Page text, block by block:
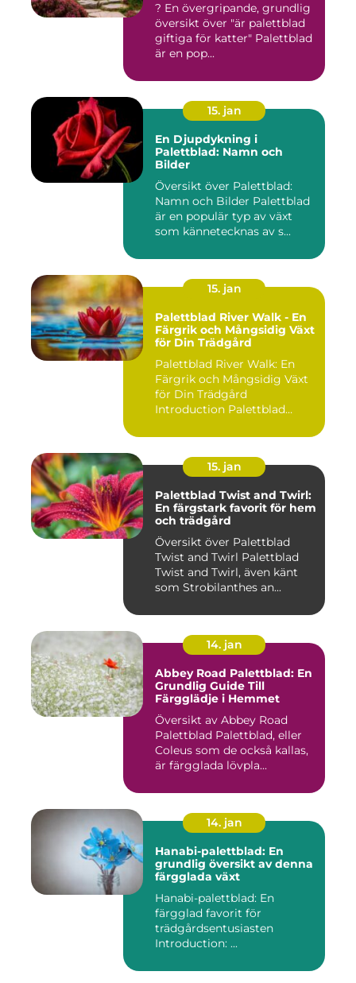
? En övergripande, grundlig
översikt över "är palettblad
giftiga för katter" Palettblad
är en pop...
15. jan
En Djupdykning i
Palettblad: Namn och
Bilder
Översikt över Palettblad:
Namn och Bilder Palettblad
är en populär typ av växt
som kännetecknas av s...
15. jan
Palettblad River Walk - En
Färgrik och Mångsidig Växt
för Din Trädgård
Palettblad River Walk: En
Färgrik och Mångsidig Växt
för Din Trädgård
Introduction Palettblad
15. jan
Palettblad Twist and Twirl:
En färgstark favorit för hem
och trädgård
Översikt över Palettblad
Twist and Twirl Palettblad
Twist and Twirl, även känt
som Strobilanthes an...
14. jan
Abbey Road Palettblad: En
Grundlig Guide Till
Färgglädje i Hemmet
Översikt av Abbey Road
Palettblad Palettblad, eller
Coleus som de också kallas,
är färgglada lövpla...
14. jan
Hanabi-palettblad: En
grundlig översikt av denna
färgglada växt
Hanabi-palettblad: En
färgglad favorit för
trädgårdsentusiasten
Introduction: ...